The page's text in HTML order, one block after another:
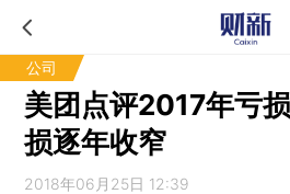
公司
美团点评2017年亏
损逐年收窄
2018年06月25日 12:39